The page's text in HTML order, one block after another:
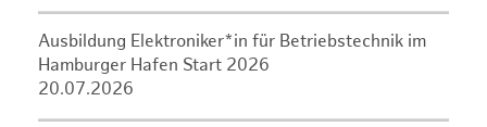
Ausbildung Elektroniker*in für Betriebstechnik im
Hamburger Hafen Start 2026
20.07.2026